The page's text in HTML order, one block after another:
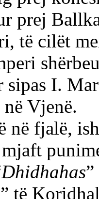
prej
të cilët
sipas I.
Vjenë.
në fjalë,
Dhidhahas
” të